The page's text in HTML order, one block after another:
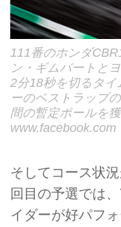
111番のホンダ
ン・ギムバートと
2分18秒を切るタ
ーのベストラップ
間の暫定ポールを獲
www.facebook.com
そしてコース状
回目の予選では
イダーが好パフ